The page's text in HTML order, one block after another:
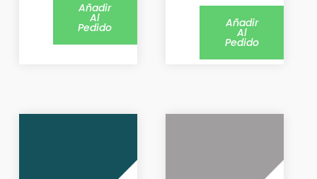
Añadir
Al
Pedido Añadir
Al
Pedido